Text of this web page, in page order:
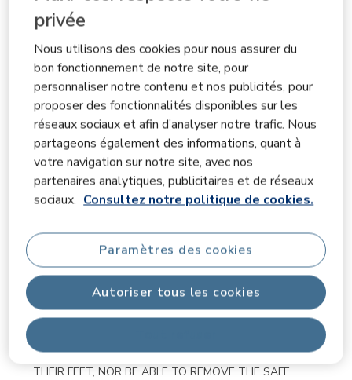
privée
Nous utilisons des cookies pour nous assurer du
bon fonctionnement de notre site, pour
personnaliser notre contenu et nos publicités, pour
proposer des fonctionnalités disponibles sur les
réseaux sociaux et afin d’analyser notre trafic. Nous
partageons également des informations, quant à
votre navigation sur notre site, avec nos
partenaires analytiques, publicitaires et de réseaux
sociaux. Consultez notre politique de cookies.
Autoriser tous les cookies
Paramètres des cookies
avis.Best high chair ever! Look no Buy with
confidence.
Fab-London
il y a 2 ans
I BOUGHT THIS HIGH CHAIR MAXI-COSI MOA
RECENTLY AFTER TESTING 2 OTHERS HIGH CHAIR
AND I CAN ASSURE YOU THAT THE MAXI-COSI MOA IS
BY FAR THE BEST ONE IN THE MARKET. I’VE DONE A
THOROUGH TEST AND THIS ONE THICK ALL THE
BOXES. BABY SEATS IN COMFORTABLE UPRIGHT
POSITION, THE TRAY IS ADJUSTABLE AND MAKES IT
CHAIR IS VERY EASY TO CLEAN, IT’S LIKE A DREAM
FOR ANY PARENT. DISREGARD PREVIOUS REVIEWS
YOU READ HERE, AS MOST OF THEM ARE ABOUT THE
MOA FIRST EDITION. THEY HAVE CORRECTED ALL
CHILD WON’T BE ABLE TO REMOVE THE TRAY WITH
THEIR FEET, NOR BE ABLE TO REMOVE THE SAFE